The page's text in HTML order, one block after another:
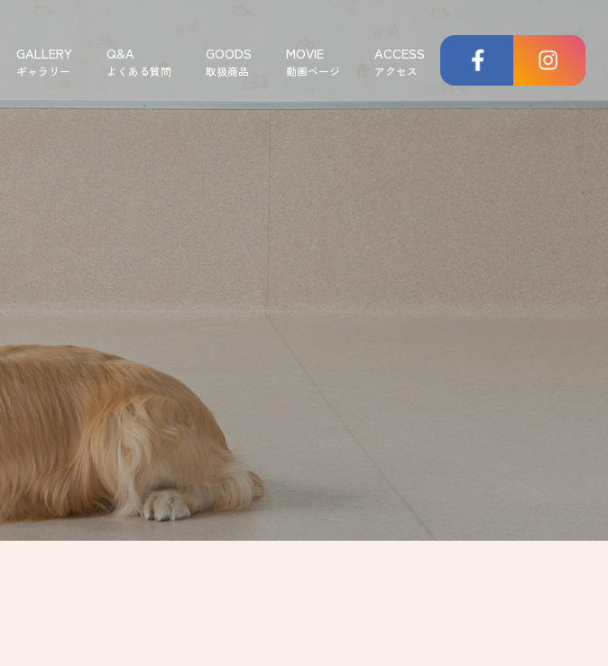
GALLERY
ギャラリー
Q&A
よくある質問
GOODS
取扱商品
MOVIE
動画ページ
ACCESS
アクセス